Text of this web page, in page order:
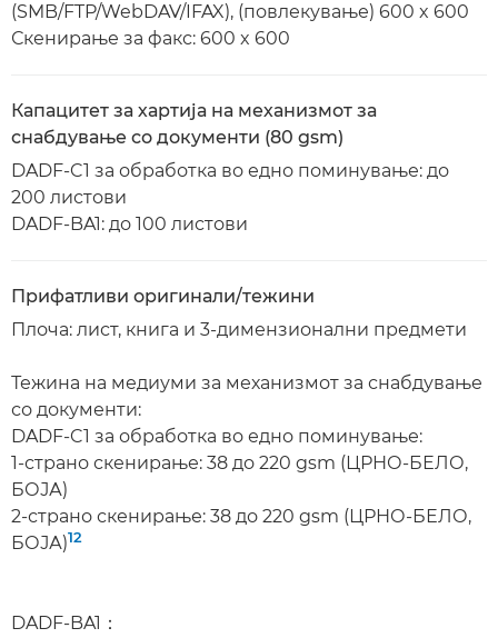
(SMB/FTP/WebDAV/IFAX), (повлекување) 600 x 600
Скенирање за факс: 600 x 600
Капацитет за хартија на механизмот за
снабдување со документи (80 gsm)
DADF-C1 за обработка во едно поминување: до
200 листови
DADF-BA1: до 100 листови
Прифатливи оригинали/тежини
Плоча: лист, книга и 3-димензионални предмети
Тежина на медиуми за механизмот за снабдување
со документи:
DADF-C1 за обработка во едно поминување:
1-страно скенирање: 38 до 220 gsm (ЦРНО-БЕЛО,
БОЈА)
2-страно скенирање: 38 до 220 gsm (ЦРНО-БЕЛО,
БОЈА)12
DADF-BA1：